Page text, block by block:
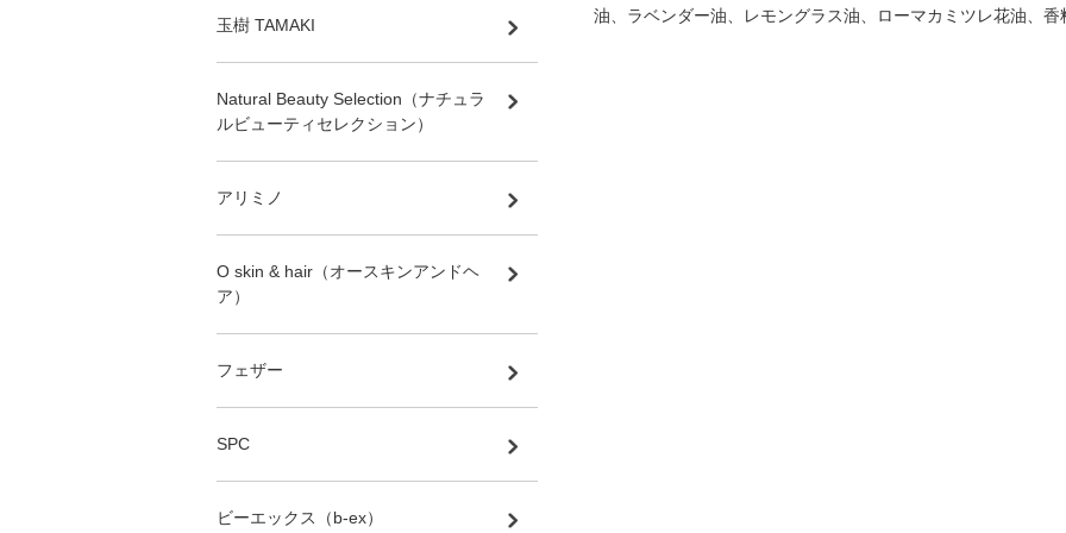
油、ラベンダー油、レモングラス油、ローマカミツレ花油、香
玉樹 TAMAKI
Natural Beauty Selection（ナチュラ
ルビューティセレクション）
アリミノ
O skin & hair（オースキンアンドヘ
ア）
フェザー
SPC
ビーエックス（b-ex）